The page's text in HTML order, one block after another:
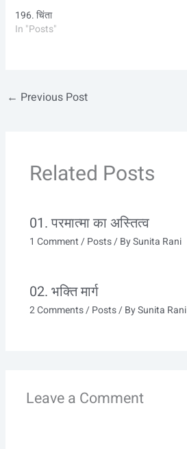
196. चिंता
In "Posts"
← Previous Post
Related Posts
01. परमात्मा का अस्तित्व
1 Comment/Posts/ BySunita Rani
02. भक्ति मार्ग
2 Comments/Posts/ BySunita Rani
Leave a Comment